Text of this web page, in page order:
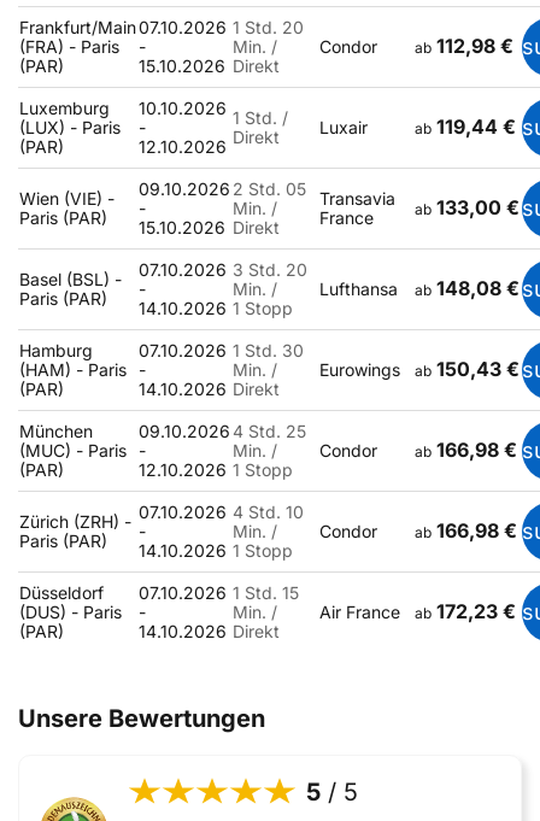
Frankfurt/Main
(FRA) - Paris
(PAR)
07.10.2026
-
15.10.2026
1 Std. 20
Min. /
Direkt
Condor ab 112,98 €
Luxemburg
(LUX) - Paris
(PAR)
10.10.2026
-
12.10.2026
1 Std. /
Direkt
Luxair ab 119,44 €
Wien (VIE) -
Paris (PAR)
09.10.2026
-
15.10.2026
2 Std. 05
Min. /
Direkt
Transavia
France
ab 133,00 €
Basel (BSL) -
Paris (PAR)
07.10.2026
-
14.10.2026
3 Std. 20
Min. /
1 Stopp
Lufthansa ab 148,08 €
Hamburg
(HAM) - Paris
(PAR)
07.10.2026
-
14.10.2026
1 Std. 30
Min. /
Direkt
Eurowings ab 150,43 €
München
(MUC) - Paris
(PAR)
09.10.2026
-
12.10.2026
4 Std. 25
Min. /
1 Stopp
Condor ab 166,98 €
Zürich (ZRH) -
Paris (PAR)
07.10.2026
-
14.10.2026
4 Std. 10
Min. /
1 Stopp
Condor ab 166,98 €
Düsseldorf
(DUS) - Paris
(PAR)
07.10.2026
-
14.10.2026
1 Std. 15
Min. /
Direkt
Air France ab 172,23 €
Unsere Bewertungen
5 / 5